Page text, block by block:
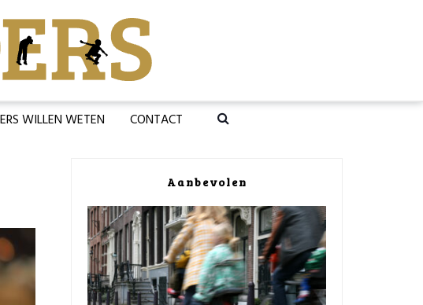
WILLEN WETEN CONTACT
Aanbevolen